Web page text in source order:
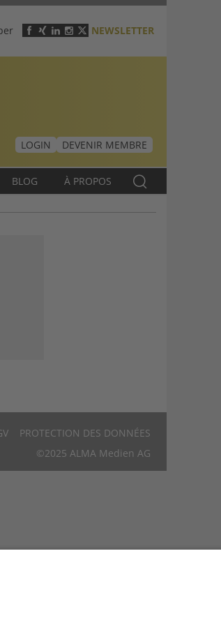
Header
menu
NEWSLETTER
LOGIN
DEVENIR MEMBRE
BLOG À PROPOS
FR
PROTECTION DES DONNÉES
©2025 ALMA Medien AG